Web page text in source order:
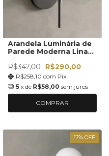
Arandela Luminária de
Parede Moderna Lina
R$347,00 R$290,00
R$258,10 com Pix
5 x de R$58,00 sem juros
COMPRAR
17% OFF